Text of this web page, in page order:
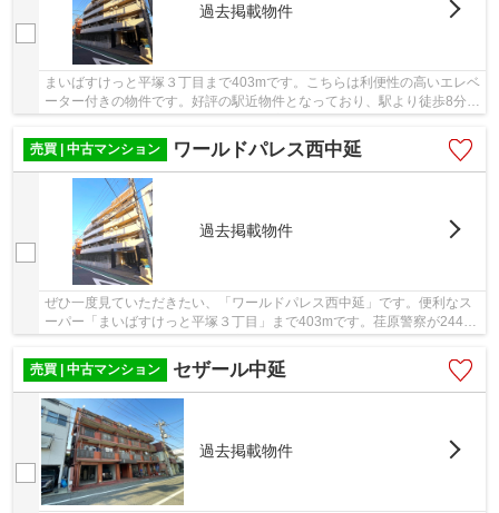
過去掲載物件
まいばすけっと平塚３丁目まで403mです。こちらは利便性の高いエレベ
ーター付きの物件です。好評の駅近物件となっており、駅より徒歩8分に
売買 | 中古マンション
ワールドパレス西中延
過去掲載物件
ぜひ一度見ていただきたい、「ワールドパレス西中延」です。便利なス
ーパー「まいばすけっと平塚３丁目」まで403mです。荏原警察が244m
売買 | 中古マンション
セザール中延
過去掲載物件